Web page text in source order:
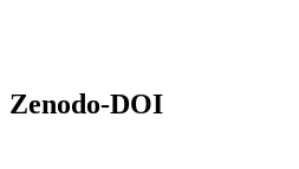
Zenodo-DOI